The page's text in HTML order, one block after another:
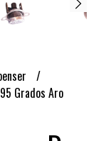
Grados Aro